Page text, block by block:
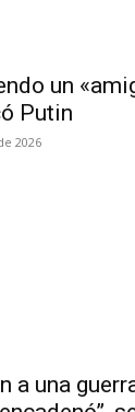
un
Putin
2026
a una